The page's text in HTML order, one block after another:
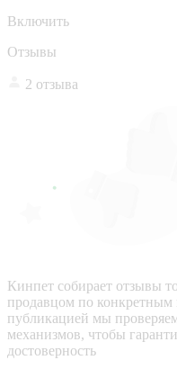
Включить
Отзывы
2 отзыва
Кинпет собирает отзывы
продавцом по
публикацией мы
механизмов, чтобы
достоверность